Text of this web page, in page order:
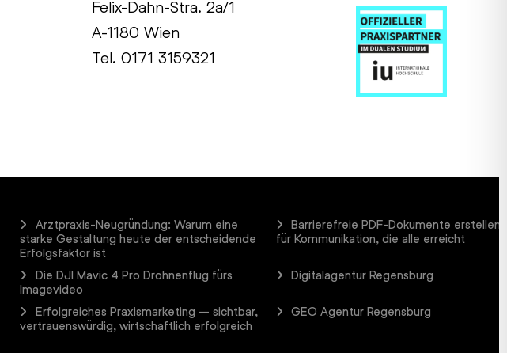
Felix-Dahn-Stra. 2a/1
A-1180 Wien
Tel. 0171 3159321
Arztpraxis-Neugründung: Warum eine
starke Gestaltung heute der entscheidende
Erfolgsfaktor ist
Barrierefreie PDF-Dokumente erstellen
für Kommunikation, die alle erreicht
Die DJI Mavic 4 Pro Drohnenflug fürs
Imagevideo
Digitalagentur Regensburg
Erfolgreiches Praxismarketing – sichtbar,
vertrauenswürdig, wirtschaftlich erfolgreich
GEO Agentur Regensburg